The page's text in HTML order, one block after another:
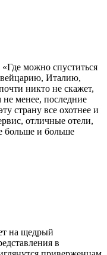
можно спуститься
Италию,
никто не скажет,
менее, последние
страну все охотнее и
отличные отели,
больше и больше
на щедрый
в